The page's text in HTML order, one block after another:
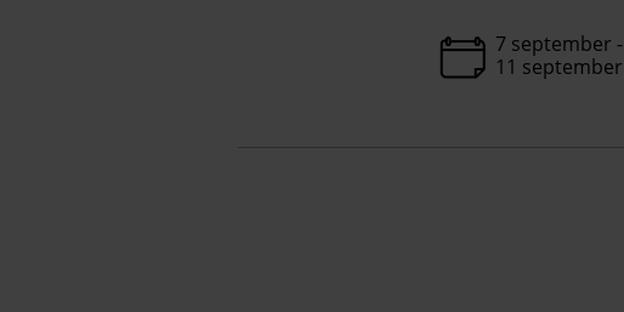
7 september -
11